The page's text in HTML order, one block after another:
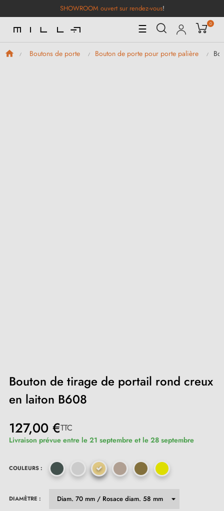
SHOWROOM ouvert sur rendez-vous!
Basculer
la
navigation
☰ 0
Boutons de porte Bouton de porte pour porte palière
Bouton de tirage de portail rond creux
en laiton B608
127,00 €TTC
Livraison prévue entre le 21 septembre et le 28 septembre
COULEURS :
DIAMÈTRE :